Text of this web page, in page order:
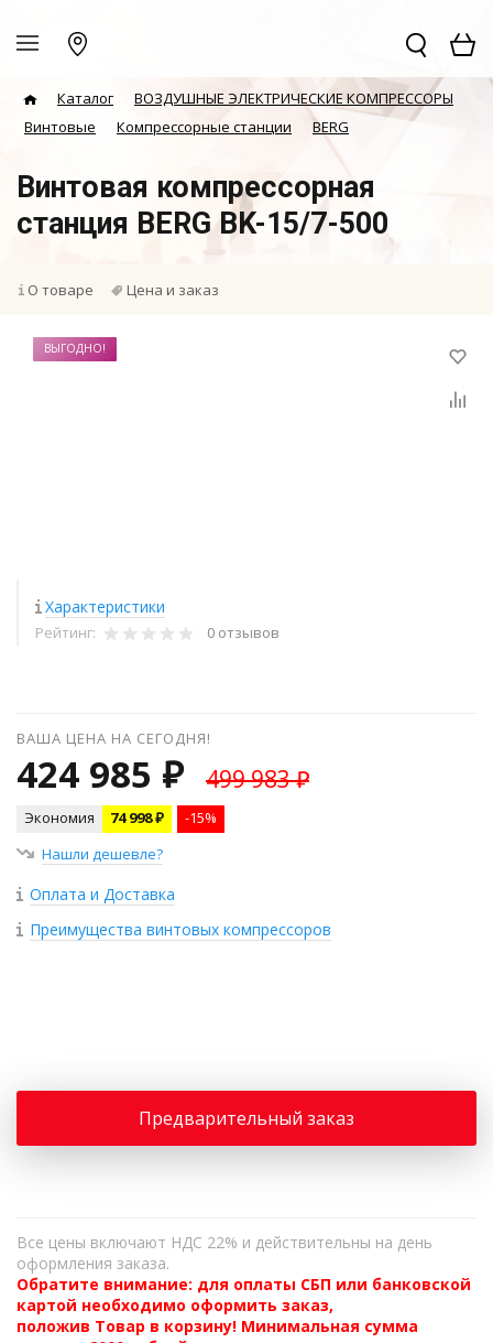
Каталог
ВОЗДУШНЫЕ ЭЛЕКТРИЧЕСКИЕ КОМПРЕССОРЫ
Винтовые
Компрессорные станции BERG
Винтовая компрессорная
станция BERG BK-15/7-500
О товаре Цена и заказ
ВЫГОДНО!
Характеристики
Рейтинг: 0 отзывов
ВАША ЦЕНА НА СЕГОДНЯ!
424 985 ₽ 499 983 ₽
Экономия 74 998 ₽
-15%
Нашли дешевле?
Оплата и Доставка
Преимущества винтовых компрессоров
Предварительный заказ
Все цены включают НДС 22% и действительны на день
оформления заказа.
Обратите внимание: для оплаты СБП или банковской
картой необходимо оформить заказ,
положив Товар в корзину! Минимальная сумма